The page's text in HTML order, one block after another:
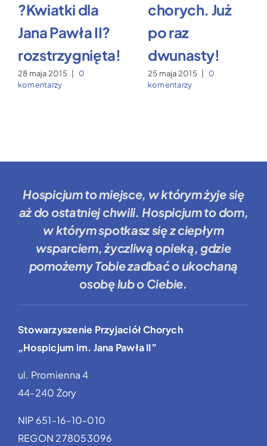
?Kwiatki dla
Jana Pawła II?
rozstrzygnięta!
28 maja 2015
0
komentarzy
chorych. Już
po raz
dwunasty!
25 maja 2015
0
komentarzy
Hospicjum to miejsce, w którym żyje się
aż do ostatniej chwili. Hospicjum to dom,
w którym spotkasz się z ciepłym
wsparciem, życzliwą opieką, gdzie
pomożemy Tobiezadbać o ukochaną
osobę lub o Ciebie.
Stowarzyszenie Przyjaciół Chorych
„Hospicjum im. Jana Pawła II”
ul. Promienna 4
44-240 Żory
NIP 651-16-10-010
REGON 278053096